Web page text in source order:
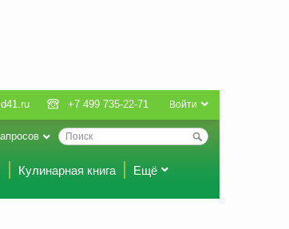
Войти
+7 499 735-22-71
Кулинарная книга Ещё